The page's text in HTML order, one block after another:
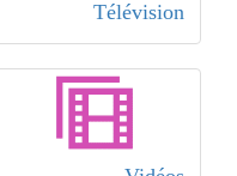
Télévision